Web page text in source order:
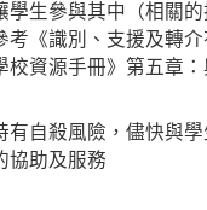
學生參與其中（相關
考《識別、支援及轉
校資源手冊》第五章
有自殺風險，儘快與
協助及服務